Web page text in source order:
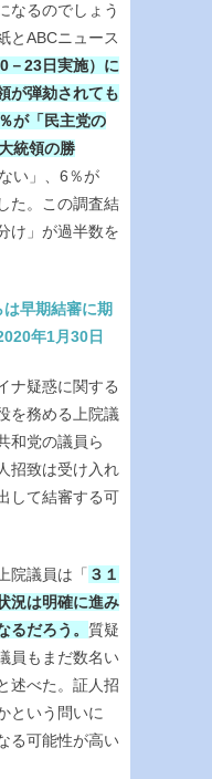
なるのでしょう
とABCニュース
－23日実施）に
が弾劾されても
が「民主党の
統領の勝
い」、6％が
た。この調査結
け」が過半数を
早期結審に期
年1月30日
ナ疑惑に関する
を務める上院議
和党の議員ら
招致は受け入れ
して結審する可
院議員は「 ３１
況は明確に進み
るだろう。 質疑
員もまだ数名い
述べた。証人招
という問いに
る可能性が高い